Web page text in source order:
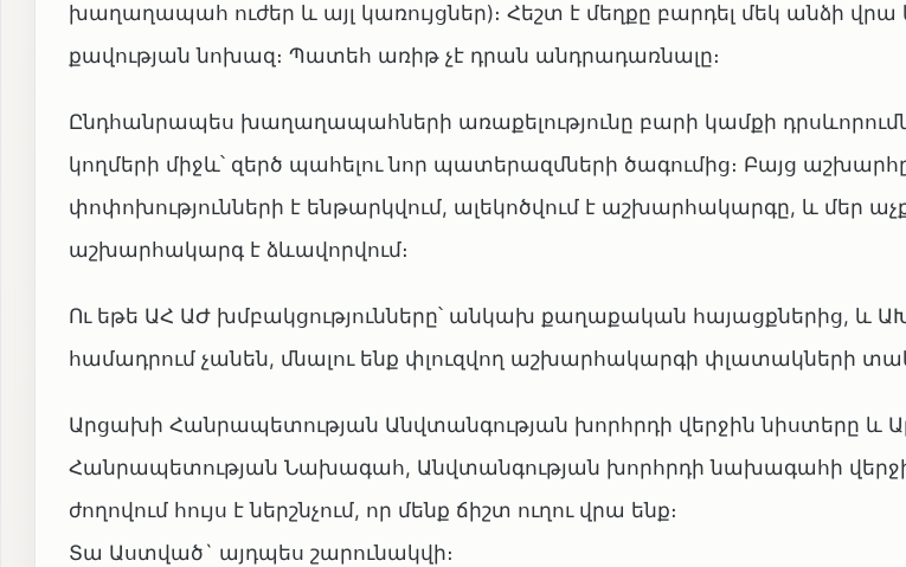
խաղաղապահ ուժեր և այլ կառույցներ)։ Հեշտ է մեղքը բարդել մեկ անձի վրա
քավության նոխազ։ Պատեհ առիթ չէ դրան անդրադառնալը։
Ընդհանրապես խաղաղապահների առաքելությունը բարի կամքի
կողմերի միջև՝ զերծ պահելու նոր պատերազմների ծագումից։ Բայց
փոփոխությունների է ենթարկվում, ալեկոծվում է աշխարհակարգը, և մեր
աշխարհակարգ է ձևավորվում։
Ու եթե ԱՀ ԱԺ խմբակցությունները՝ անկախ քաղաքական հայացքներից, և
համադրում չանեն, մնալու ենք փլուզվող աշխարհակարգի փլատակների
Արցախի Հանրապետության Անվտանգության խորհրդի վերջին նիստերը և
Հանրապետության Նախագահ, Անվտանգության խորհրդի նախագահի
ժողովում հույս է ներշնչում, որ մենք ճիշտ ուղու վրա ենք։
Տա Աստված` այդպես շարունակվի։